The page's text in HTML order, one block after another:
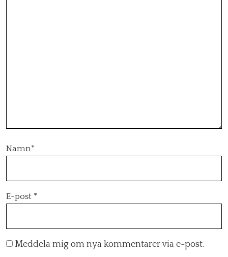
Namn*
E-post *
Meddela mig om nya kommentarer via e-post.